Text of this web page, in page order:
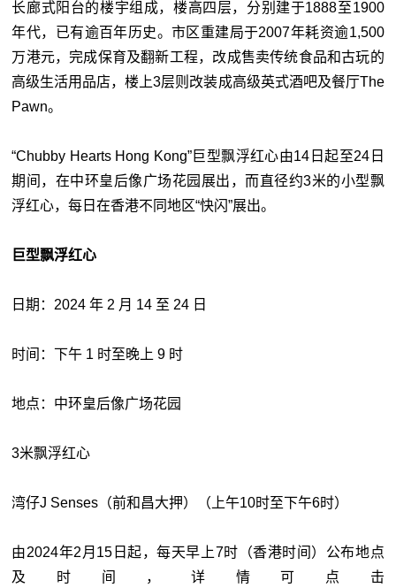
长廊式阳台的楼宇组成，楼高四层，分别建于1888至1900
年代，已有逾百年历史。市区重建局于2007年耗资逾1,500
万港元，完成保育及翻新工程，改成售卖传统食品和古玩的
高级生活用品店，楼上3层则改装成高级英式酒吧及餐厅The
Pawn。
“Chubby Hearts Hong Kong”巨型飘浮红心由14日起至24日
期间，在中环皇后像广场花园展出，而直径约3米的小型飘
浮红心，每日在香港不同地区“快闪”展出。
巨型飘浮红心
日期：2024 年 2 月 14 至 24 日
时间：下午 1 时至晚上 9 时
地点：中环皇后像广场花园
3米飘浮红心
湾仔J Senses（前和昌大押）（上午10时至下午6时）
由2024年2月15日起，每天早上7时（香港时间）公布地点
及时间，详情可点击